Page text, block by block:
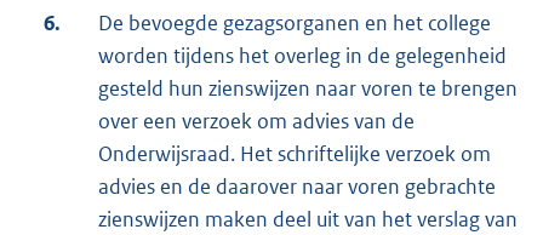
6.
De bevoegde gezagsorganen en het college
worden tijdens het overleg in de gelegenheid
gesteld hun zienswijzen naar voren te brengen
over een verzoek om advies van de
Onderwijsraad. Het schriftelijke verzoek om
advies en de daarover naar voren gebrachte
zienswijzen maken deel uit van het verslag van